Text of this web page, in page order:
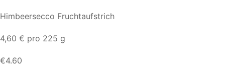
Himbeersecco Fruchtaufstrich
4,60 € pro 225 g
€4.60